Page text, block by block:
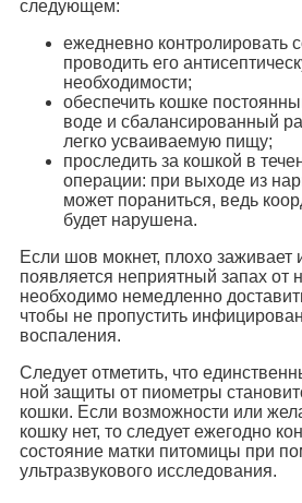
следующем:
ежедневно контролировать
проводить его
необходимости;
обеспечить кошке
воде и сбалансированный
легко усваиваемую пищу;
проследить за кошкой в
операции: при выходе из
может пораниться, ведь
будет нарушена.
Если шов мокнет, плохо заживает
появляется неприятный запах от
необходимо немедленно
чтобы не пропустить
воспаления.
Следует отметить, что
ной защиты от пиометры
кошки. Если возможности или
кошку нет, то следует ежегодно
состояние матки питомицы при
ультразвукового исследования.